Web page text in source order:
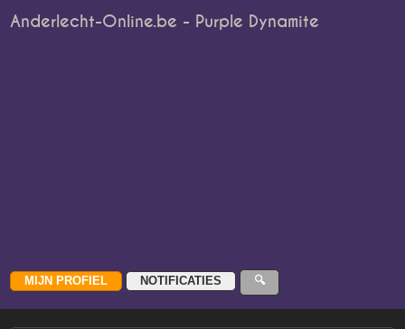
Anderlecht-Online.be - Purple Dynamite